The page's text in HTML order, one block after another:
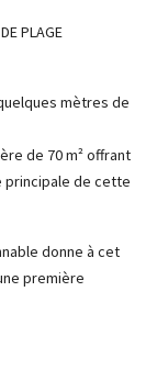
PLAGE
mètres de
de 70 m² offrant
principale de cette
donne à cet
première